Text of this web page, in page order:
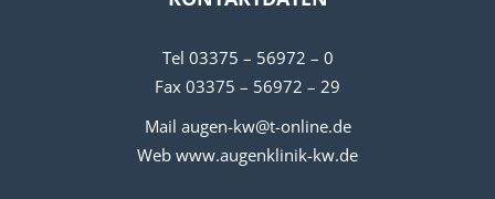
Tel 03375 – 56972 – 0
Fax 03375 – 56972 – 29
Mail augen-kw@t-online.de
Web www.augenklinik-kw.de